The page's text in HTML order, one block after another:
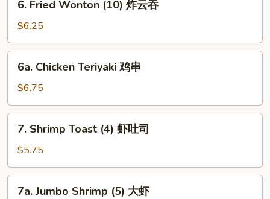
Fried
Wonton
(10)
炸
6. Fried Wonton (10) 炸云吞
$6.25
Chicken
Teriyaki
鸡
串
6a. Chicken Teriyaki 鸡串
$6.75
Shrimp
Toast
(4)
虾
7. Shrimp Toast (4) 虾吐司
$5.75
7a. Jumbo Shrimp (5) 大虾